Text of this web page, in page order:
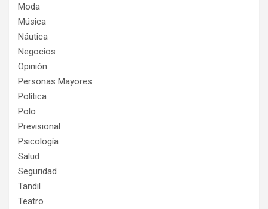
Moda
Música
Náutica
Negocios
Opinión
Personas Mayores
Política
Polo
Previsional
Psicología
Salud
Seguridad
Tandil
Teatro